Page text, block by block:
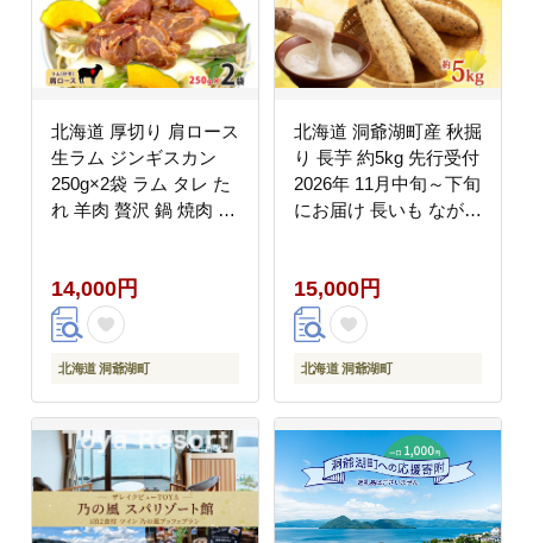
北海道 厚切り 肩ロース
生ラム ジンギスカン
250g×2袋 ラム タレ た
れ 羊肉 贅沢 鍋 焼肉 ジ
り寄せ お肉屋 たどころ
送料無料
14,000円
北海道 洞爺湖町
北海道 洞爺湖町産 秋掘
り 長芋 約5kg 先行受付
2026年 11月中旬～下旬
にお届け 長いも ながい
秋 野菜 根菜 常温 塩田
農園
15,000円
北海道 洞爺湖町